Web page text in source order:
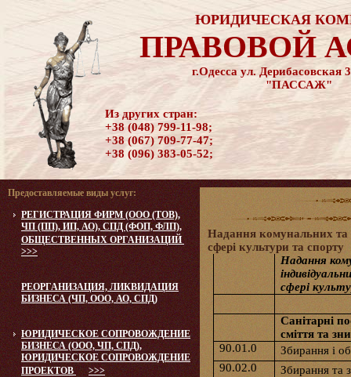
ЮРИДИЧЕСКАЯ
ПРАВОВОЙ
г.Одесса ул. Дерибасовская
"ПАССАЖ"
Из других стран:
+38 (048) 799-11-98;
+38 (067) 709-77-47;
+38 (096) 383-05-52;
Предоставляемые виды услуг:
РЕГИСТРАЦИЯ ФИРМ (ООО (ТОВ),
ЧП (ПП), ИП, АО), СПД (ФОП, ФЛП),
ОБЩЕСТВЕННЫХ ОРГАНИЗАЦИЙ
>>>
РЕОРГАНИЗАЦИЯ, ЛИКВИДАЦИЯ
БИЗНЕСА (ЧП, ООО, АО, СПД)
ЮРИДИЧЕСКОЕ CОПРОВОЖДЕНИЕ
БИЗНЕСА (ООО, ЧП, СПД),
ЮРИДИЧЕСКОЕ СОПРОВОЖДЕНИЕ
ПРОЕКТОВ
>>>
Надання комунальних та
сфері культури та спорту
Надання
сфері
Санітарні
сміття та
90.01.0
Збирання і
90.02.0
Збирання та